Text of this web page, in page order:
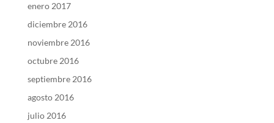
enero 2017
diciembre 2016
noviembre 2016
octubre 2016
septiembre 2016
agosto 2016
julio 2016